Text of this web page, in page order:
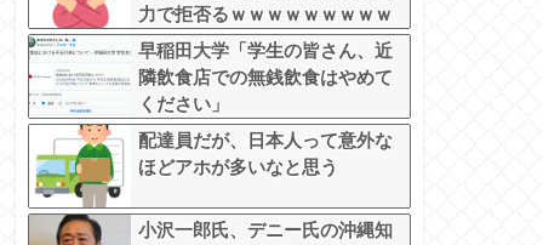
力で拒否るｗｗｗｗｗｗｗｗｗ
ｗｗｗ
早稲田大学「学生の皆さん、近
隣飲食店での無銭飲食はやめて
ください」
配達員だが、日本人って意外な
ほどアホが多いなと思う
小沢一郎氏、デニー氏の沖縄知